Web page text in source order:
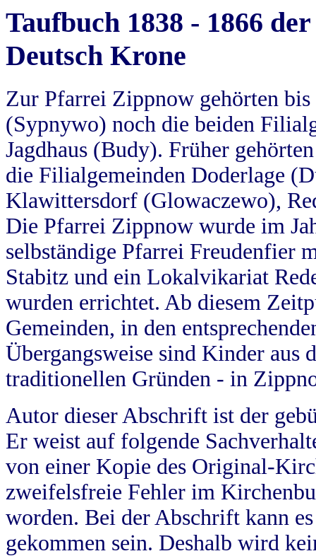
Taufbuch 1838 - 1866
Deutsch Krone
Zur Pfarrei Zippnow gehörten
(Sypnywo) noch die beiden
Jagdhaus (Budy). Früher
die Filialgemeinden Doderlage
Klawittersdorf (Glowaczewo),
Die Pfarrei Zippnow wurde im
selbständige Pfarrei Freudenfier
Stabitz und ein Lokalvikariat
wurden errichtet. Ab diesem
Gemeinden, in den
Übergangsweise sind Kinder aus
traditionellen Gründen - in
Autor dieser Abschrift ist der
Er weist auf folgende
von einer Kopie des Original-
zweifelsfreie Fehler im
worden. Bei der Abschrift kann
gekommen sein. Deshalb wird